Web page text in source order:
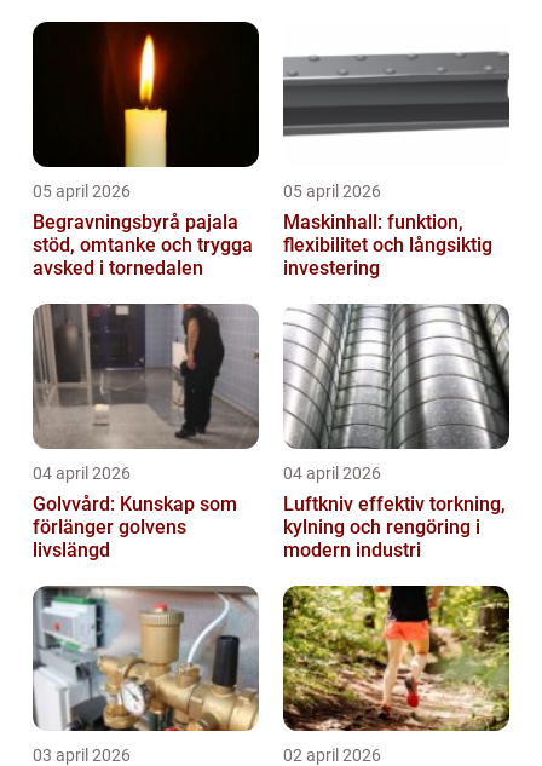
05 april 2026
Begravningsbyrå pajala
stöd, omtanke och trygga
avsked i tornedalen
05 april 2026
Maskinhall: funktion,
flexibilitet och långsiktig
investering
04 april 2026
Golvvård: Kunskap som
förlänger golvens
livslängd
04 april 2026
Luftkniv effektiv torkning,
kylning och rengöring i
modern industri
03 april 2026 02 april 2026